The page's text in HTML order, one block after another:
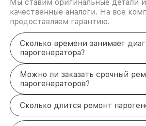
работе.
Нарушение герметичности:
уплотнителей, кнопок или
Преимущества ремонта
парогенератора
Гарантия на все работы:
качество услуг официальной
Оригинальные запчасти:
проверенные комплектующие
Скорость выполнения:
устраняем поломки без потери
Мы ставим оригинальные детали
качественные аналоги. На все
предоставляем гарантию.
Сколько времени занимает
парогенератора?
Можно ли заказать срочный
парогенераторов?
Сколько длится ремонт